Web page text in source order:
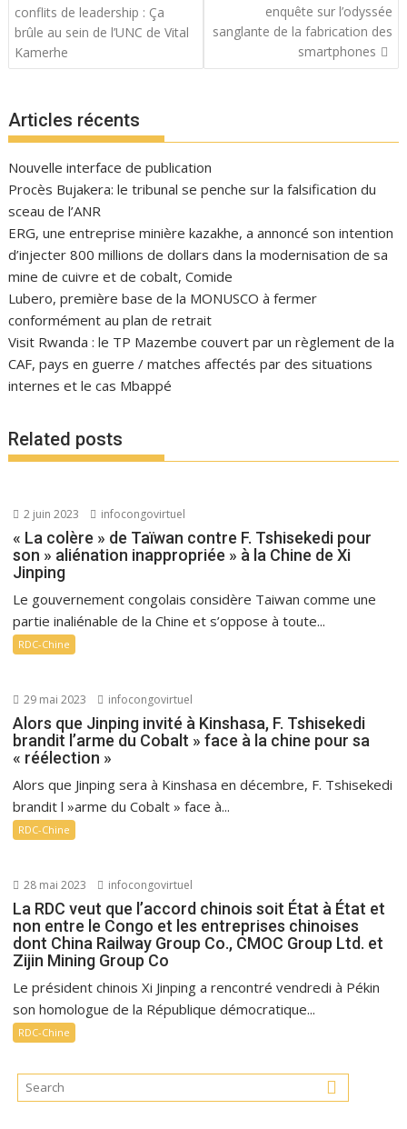
de
l’article
conflits de leadership : Ça
brûle au sein de l’UNC de Vital
Kamerhe
enquête sur l’odyssée
sanglante de la fabrication des
smartphones
Articles récents
Nouvelle interface de publication
Procès Bujakera: le tribunal se penche sur la falsification du
sceau de l’ANR
ERG, une entreprise minière kazakhe, a annoncé son intention
d’injecter 800 millions de dollars dans la modernisation de sa
mine de cuivre et de cobalt, Comide
Lubero, première base de la MONUSCO à fermer
conformément au plan de retrait
Visit Rwanda : le TP Mazembe couvert par un règlement de la
CAF, pays en guerre / matches affectés par des situations
internes et le cas Mbappé
Related posts
2 juin 2023 infocongovirtuel
« La colère » de Taïwan contre F. Tshisekedi pour
son » aliénation inappropriée » à la Chine de Xi
Jinping
Le gouvernement congolais considère Taiwan comme une
partie inaliénable de la Chine et s’oppose à toute...
RDC-Chine
29 mai 2023 infocongovirtuel
Alors que Jinping invité à Kinshasa, F. Tshisekedi
brandit l’arme du Cobalt » face à la chine pour sa
« réélection »
Alors que Jinping sera à Kinshasa en décembre, F. Tshisekedi
brandit l »arme du Cobalt » face à...
RDC-Chine
28 mai 2023 infocongovirtuel
La RDC veut que l’accord chinois soit État à État et
non entre le Congo et les entreprises chinoises
dont China Railway Group Co., CMOC Group Ltd. et
Zijin Mining Group Co
Le président chinois Xi Jinping a rencontré vendredi à Pékin
son homologue de la République démocratique...
RDC-Chine